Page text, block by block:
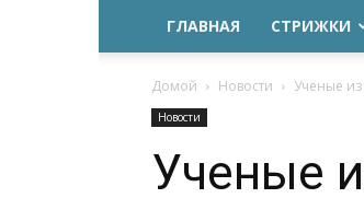
ГЛАВНАЯ СТРИЖКИ
Домой Новости Ученые
Новости
Ученые